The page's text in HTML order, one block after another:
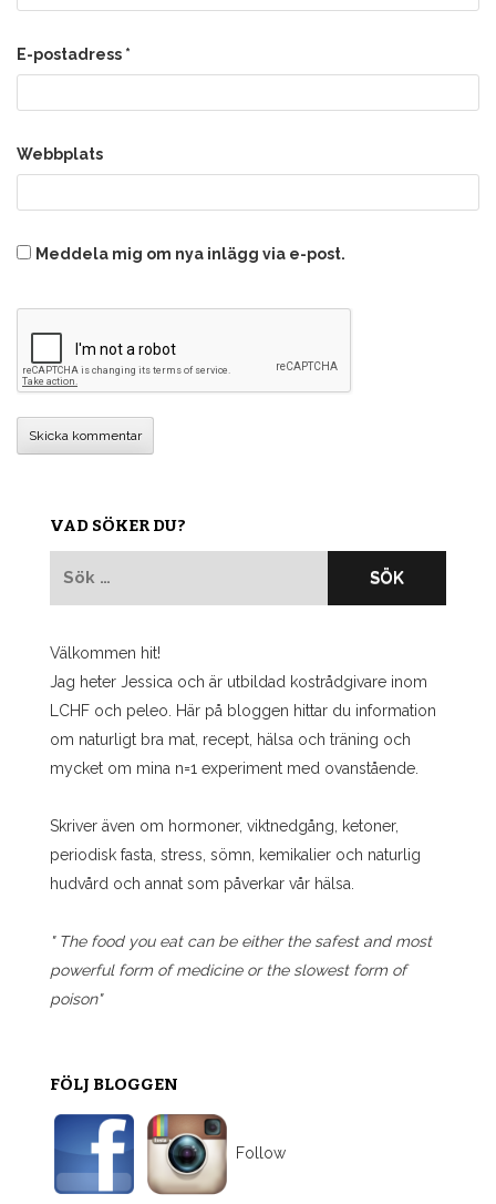
E-postadress *
Webbplats
Meddela mig om nya inlägg via e-post.
VAD SÖKER DU?
Välkommen hit!
Jag heter Jessica och är utbildad kostrådgivare inom
LCHF och peleo. Här på bloggen hittar du information
om naturligt bra mat, recept, hälsa och träning och
mycket om mina n=1 experiment med ovanstående.
Skriver även om hormoner, viktnedgång, ketoner,
periodisk fasta, stress, sömn, kemikalier och naturlig
hudvård och annat som påverkar vår hälsa.
" The food you eat can be either the safest and most
powerful form of medicine or the slowest form of
poison"
FÖLJ BLOGGEN
Follow